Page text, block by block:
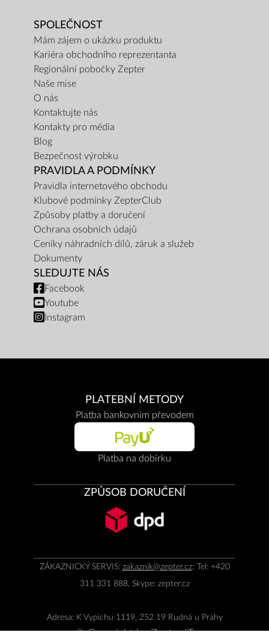
SPOLEČNOST
Mám zájem o ukázku produktu
Kariéra obchodního reprezentanta
Regionální pobočky Zepter
Naše mise
O nás
Kontaktujte nás
Kontakty pro média
Blog
Bezpečnost výrobku
PRAVIDLA A PODMÍNKY
Pravidla internetového obchodu
Klubové podmínky ZepterClub
Způsoby platby a doručení
Ochrana osobních údajů
Ceníky náhradních dílů, záruk a služeb
Dokumenty
SLEDUJTE NÁS
Facebook
Youtube
Instagram
PLATEBNÍ METODY
Platba bankovním převodem
Platba na dobírku
ZPŮSOB DORUČENÍ
ZÁKAZNICKÝ SERVIS: zakaznik@zepter.cz; Tel: +420
311 331 888, Skype: zepter.cz
Adresa: K Vypichu 1119, 252 19 Rudná u Prahy
© Copyright byZepter IT